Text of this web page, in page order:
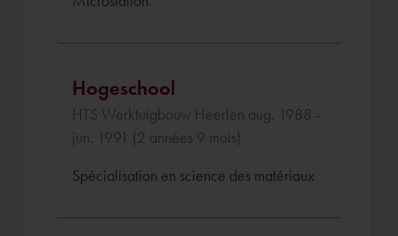
Hogeschool
HTS Werktuigbouw Heerlen aug. 1988 -
jun. 1991 (2 années 9 mois)
Spécialisation en science des matériaux